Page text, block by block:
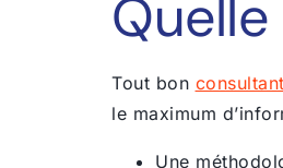
Tout bon
le maximum
Une